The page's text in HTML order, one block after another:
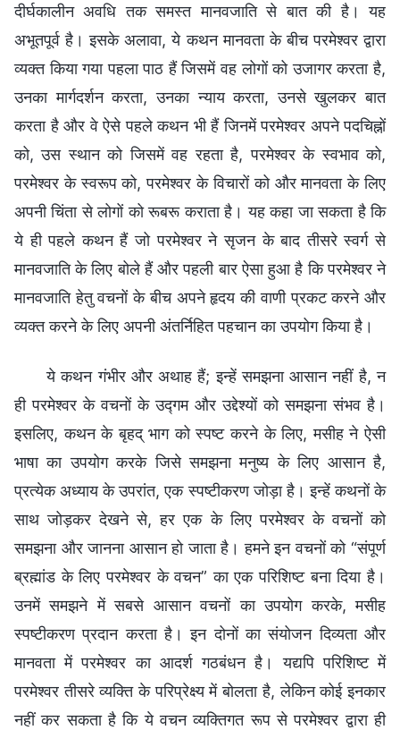
दीर्घकालीन अवधि तक समस्त मानवजाति से बात की है। यह
अभूतपूर्व है। इसके अलावा, ये कथन मानवता के बीच परमेश्वर द्वारा
व्यक्त किया गया पहला पाठ हैं जिसमें वह लोगों को उजागर करता है,
उनका मार्गदर्शन करता, उनका न्याय करता, उनसे खुलकर बात
करता है और वे ऐसे पहले कथन भी हैं जिनमें परमेश्वर अपने पदचिह्नों
को, उस स्थान को जिसमें वह रहता है, परमेश्वर के स्वभाव को,
परमेश्वर के स्वरूप को, परमेश्वर के विचारों को और मानवता के लिए
अपनी चिंता से लोगों को रूबरू कराता है। यह कहा जा सकता है कि
ये ही पहले कथन हैं जो परमेश्वर ने सृजन के बाद तीसरे स्वर्ग से
मानवजाति के लिए बोले हैं और पहली बार ऐसा हुआ है कि परमेश्वर ने
मानवजाति हेतु वचनों के बीच अपने हृदय की वाणी प्रकट करने और
व्यक्त करने के लिए अपनी अंतर्निहित पहचान का उपयोग किया है।
ये कथन गंभीर और अथाह हैं; इन्हें समझना आसान नहीं है, न
ही परमेश्वर के वचनों के उद्गम और उद्देश्यों को समझना संभव है।
इसलिए, कथन के बृहद् भाग को स्पष्ट करने के लिए, मसीह ने ऐसी
भाषा का उपयोग करके जिसे समझना मनुष्य के लिए आसान है,
प्रत्येक अध्याय के उपरांत, एक स्पष्टीकरण जोड़ा है। इन्हें कथनों के
साथ जोड़कर देखने से, हर एक के लिए परमेश्वर के वचनों को
समझना और जानना आसान हो जाता है। हमने इन वचनों को “संपूर्ण
ब्रह्मांड के लिए परमेश्वर के वचन” का एक परिशिष्ट बना दिया है।
उनमें समझने में सबसे आसान वचनों का उपयोग करके, मसीह
स्पष्टीकरण प्रदान करता है। इन दोनों का संयोजन दिव्यता और
मानवता में परमेश्वर का आदर्श गठबंधन है। यद्यपि परिशिष्ट में
परमेश्वर तीसरे व्यक्ति के परिप्रेक्ष्य में बोलता है, लेकिन कोई इनकार
नहीं कर सकता है कि ये वचन व्यक्तिगत रूप से परमेश्वर द्वारा ही